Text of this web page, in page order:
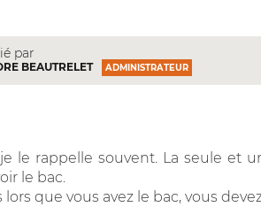
par
BEAUTRELET ADMINISTRATEUR
le rappelle souvent. La seule et
le bac.
lors que vous avez le bac, vous